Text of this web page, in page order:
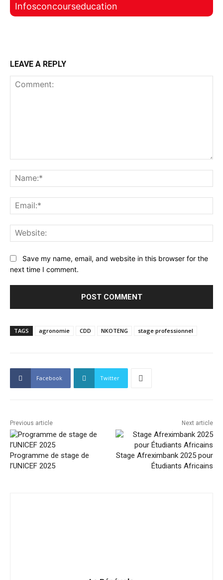
Infosconcourseducation
LEAVE A REPLY
Save my name, email, and website in this browser for the
next time I comment.
TAGS agronomie CDD NKOTENG stage professionnel
Facebook Twitter
Previous article
Programme de stage de
l’UNICEF 2025
Next article
Stage Afreximbank 2025 pour
Étudiants Africains